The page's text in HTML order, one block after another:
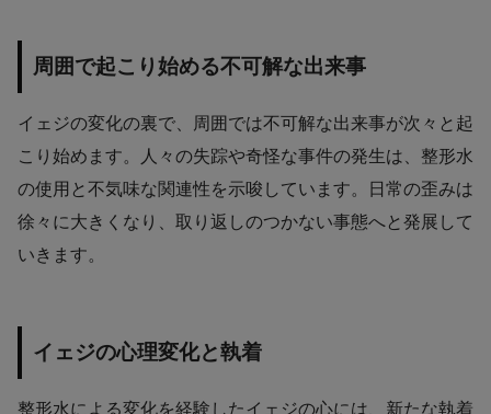
周囲で起こり始める不可解な出来事
イェジの変化の裏で、周囲では不可解な出来事が次々と起
こり始めます。人々の失踪や奇怪な事件の発生は、整形水
の使用と不気味な関連性を示唆しています。日常の歪みは
徐々に大きくなり、取り返しのつかない事態へと発展して
いきます。
イェジの心理変化と執着
整形水による変化を経験したイェジの心には、新たな執着